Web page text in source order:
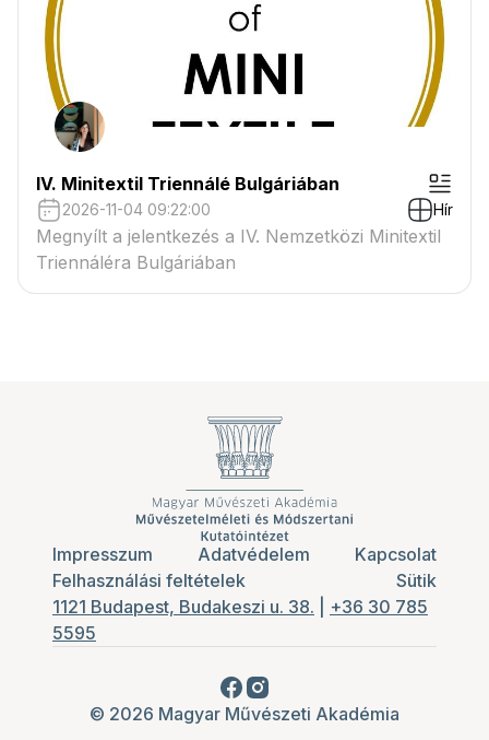
IV. Minitextil Triennálé Bulgáriában
2026-11-04 09:22:00 Hír
Megnyílt a jelentkezés a IV. Nemzetközi Minitextil
Triennáléra Bulgáriában
Impresszum Adatvédelem
Kapcsolat
Felhasználási feltételek
Sütik
1121 Budapest, Budakeszi u. 38.
+36 30 785
5595
© 2026 Magyar Művészeti Akadémia